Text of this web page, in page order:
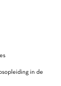
in de